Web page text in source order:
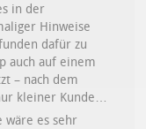
in der
Hinweise
dafür zu
auch auf einem
– nach dem
kleiner Kunde…
wäre es sehr